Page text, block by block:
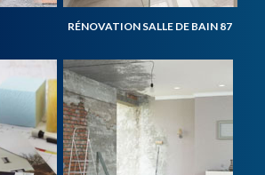
RÉNOVATION SALLE DE BAIN 87